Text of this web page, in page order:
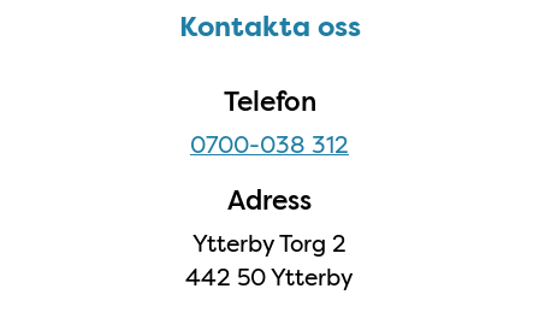
Kontakta ossKontakta oss
Telefon
0700-038 312
Adress
Ytterby Torg 2
442 50 Ytterby